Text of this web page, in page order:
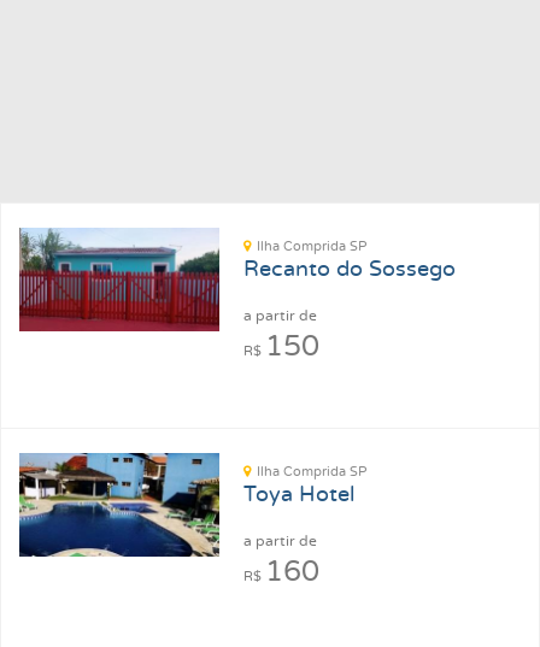
Ilha Comprida SP
Recanto do Sossego
a partir de
R$ 150
Ilha Comprida SP
Toya Hotel
a partir de
R$ 160